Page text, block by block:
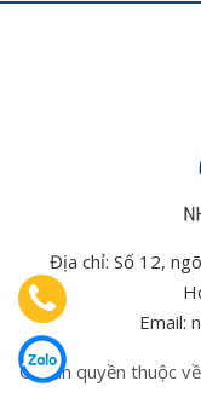
Địa chỉ: Số 12,
Email:
© Bản quyền thuộc